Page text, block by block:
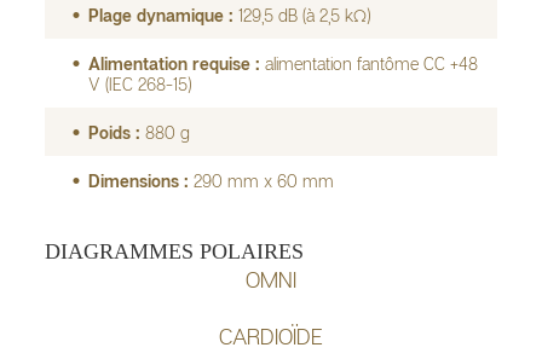
Plage dynamique : 129,5 dB (à 2,5 kΩ)
Alimentation requise : alimentation fantôme CC +48
V (IEC 268-15)
Poids : 880 g
Dimensions : 290 mm x 60 mm
DIAGRAMMES POLAIRES
OMNI
CARDIOÏDE